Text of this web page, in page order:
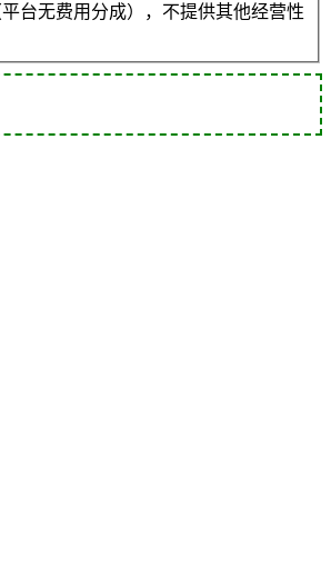
台无费用分成），不提供其他经营性